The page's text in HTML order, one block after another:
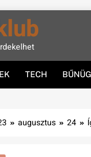
TECH
augusztus 24